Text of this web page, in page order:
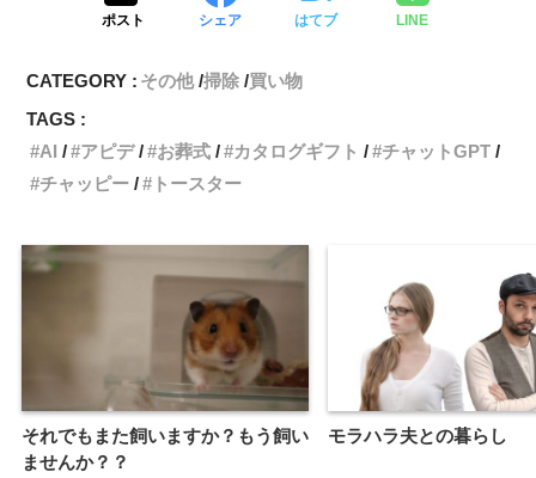
ポスト シェア はてブ LINE
CATEGORY : その他 掃除 買い物
TAGS :
AI
アピデ お葬式 カタログギフト
チャットGPT
チャッピー
トースター
それでもまた飼いますか？もう飼い
ませんか？？
モラハラ夫との暮らし